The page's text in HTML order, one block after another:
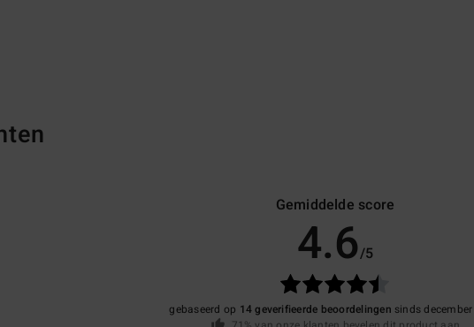
Gemiddelde score
4.6/5
gebaseerd op 14 geverifieerde beoordelingen sinds